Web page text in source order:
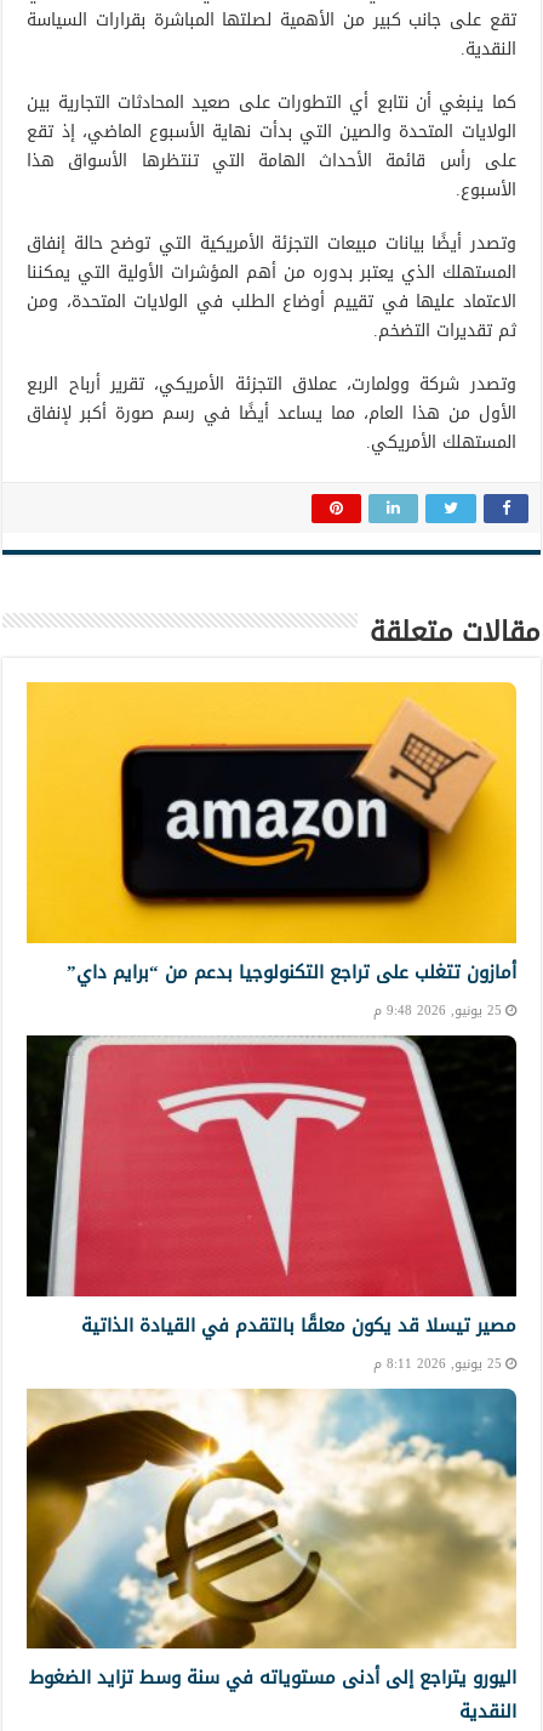
تقع على جانب كبير من الأهمية لصلتها المباشرة بقرارات السياسة
النقدية.
كما ينبغي أن نتابع أي التطورات على صعيد المحادثات التجارية بين
الولايات المتحدة والصين التي بدأت نهاية الأسبوع الماضي، إذ تقع
على رأس قائمة الأحداث الهامة التي تنتظرها الأسواق هذا
الأسبوع.
وتصدر أيضًا بيانات مبيعات التجزئة الأمريكية التي توضح حالة إنفاق
المستهلك الذي يعتبر بدوره من أهم المؤشرات الأولية التي يمكننا
الاعتماد عليها في تقييم أوضاع الطلب في الولايات المتحدة، ومن
ثم تقديرات التضخم.
وتصدر شركة وولمارت، عملاق التجزئة الأمريكي، تقرير أرباح الربع
الأول من هذا العام، مما يساعد أيضًا في رسم صورة أكبر لإنفاق
المستهلك الأمريكي.
مقالات متعلقة
أمازون تتغلب على تراجع التكنولوجيا بدعم من “برايم داي”
25 يونيو, 2026 9:48 م
مصير تيسلا قد يكون معلقًا بالتقدم في القيادة الذاتية
25 يونيو, 2026 8:11 م
اليورو يتراجع إلى أدنى مستوياته في سنة وسط تزايد الضغوط
النقدية